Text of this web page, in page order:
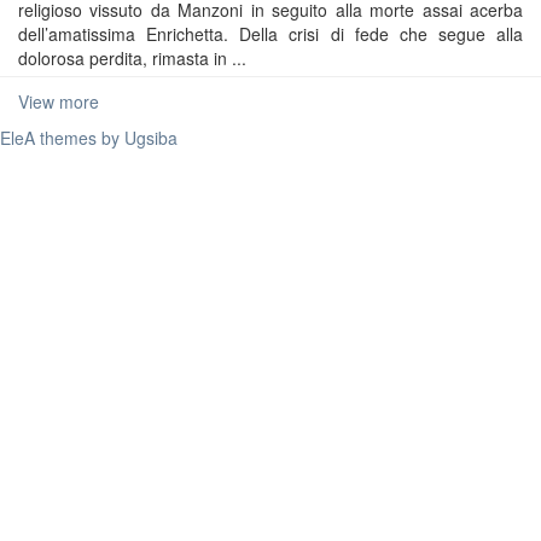
religioso vissuto da Manzoni in seguito alla morte assai acerba
dell’amatissima Enrichetta. Della crisi di fede che segue alla
dolorosa perdita, rimasta in ...
View more
EleA themes by Ugsiba